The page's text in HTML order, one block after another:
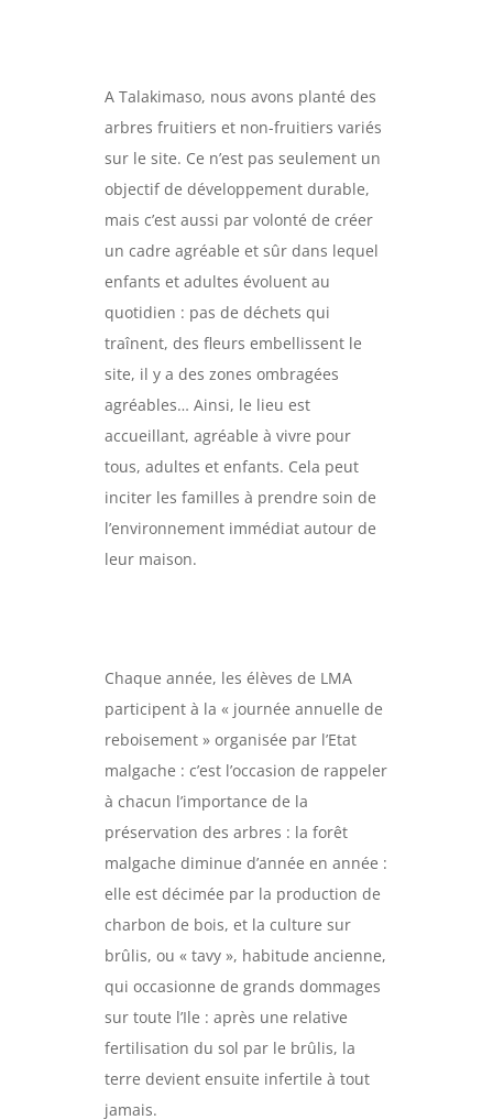
A Talakimaso, nous avons planté des
arbres fruitiers et non-fruitiers variés
sur le site. Ce n’est pas seulement un
objectif de développement durable,
mais c’est aussi par volonté de créer
un cadre agréable et sûr dans lequel
enfants et adultes évoluent au
quotidien : pas de déchets qui
traînent, des fleurs embellissent le
site, il y a des zones ombragées
agréables… Ainsi, le lieu est
accueillant, agréable à vivre pour
tous, adultes et enfants. Cela peut
inciter les familles à prendre soin de
l’environnement immédiat autour de
leur maison.
Chaque année, les élèves de LMA
participent à la « journée annuelle de
reboisement » organisée par l’Etat
malgache : c’est l’occasion de rappeler
à chacun l’importance de la
préservation des arbres : la forêt
malgache diminue d’année en année :
elle est décimée par la production de
charbon de bois, et la culture sur
brûlis, ou « tavy », habitude ancienne,
qui occasionne de grands dommages
sur toute l’Ile : après une relative
fertilisation du sol par le brûlis, la
terre devient ensuite infertile à tout
jamais.